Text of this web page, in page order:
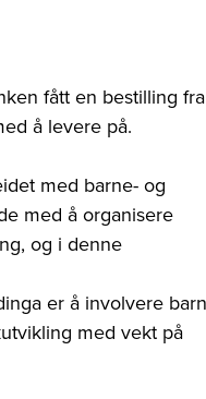
fått en bestilling fra
å levere på.
med barne- og
med å organisere
og i denne
er å involvere barn
med vekt på